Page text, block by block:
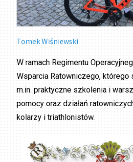
Tomek Wiśniewski
W ramach Regimentu
Wsparcia Ratowniczego, którego
m.in. praktyczne szkolenia i
pomocy oraz działań
kolarzy i triathlonistów.